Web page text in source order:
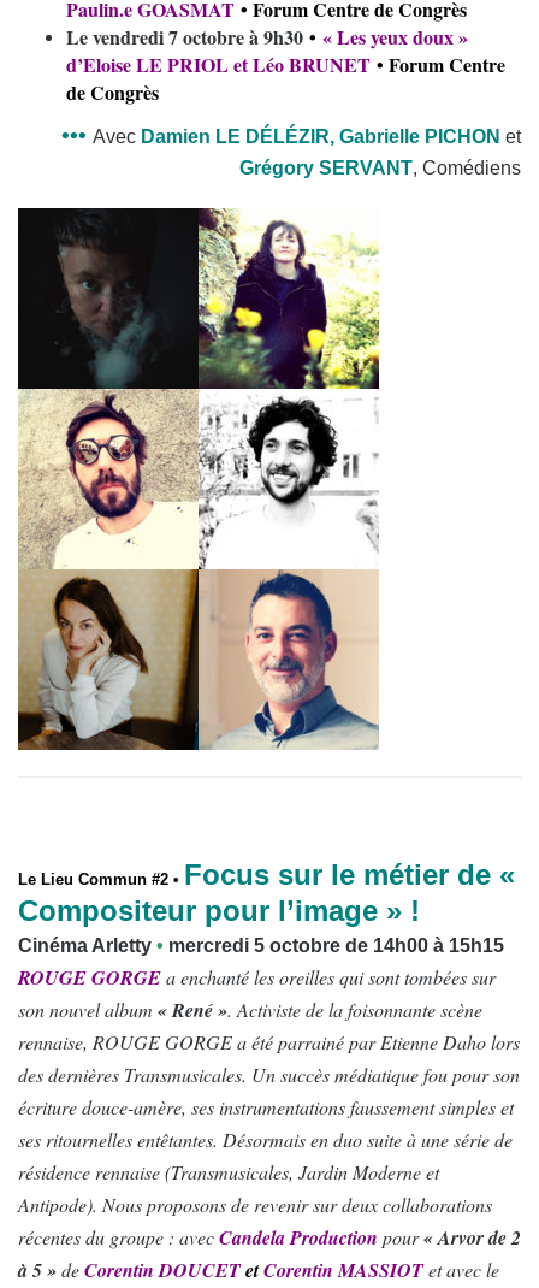
Paulin.e GOASMAT • Forum Centre de Congrès
Le vendredi 7 octobre à 9h30 • «Les yeux doux»
d’Eloise LE PRIOL et Léo BRUNET • Forum Centre
de Congrès
••• Avec Damien LE DÉLÉZIR, Gabrielle PICHON et
Grégory SERVANT, Comédiens
Le Lieu Commun #2 • Focus sur le métier de «
Compositeur pour l’image » !
Cinéma Arletty • mercredi 5 octobre de 14h00 à 15h15
ROUGE GORGEa enchanté les oreilles qui sont tombées sur
son nouvel album « René ». Activiste de la foisonnante scène
rennaise, ROUGE GORGE a été parrainé par Etienne Daho lors
des dernières Transmusicales. Un succès médiatique fou pour son
écriture douce-amère, ses instrumentations faussement simples et
ses ritournelles entêtantes. Désormais en duo suite à une série de
résidence rennaise (Transmusicales, Jardin Moderne et
Antipode). Nous proposons de revenir sur deux collaborations
récentes du groupe : avecCandela Production pour« Arvor de 2
à 5 »deCorentin DOUCETetCorentin MASSIOTet avec le